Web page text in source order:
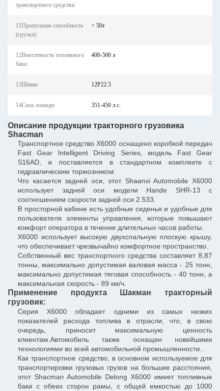
транспортного средства:
11Пропускная способность
(грузка):
> 50т
12Вместимость топливного
бака:
400-500 л
13Шины: 12Р22.5
14Сила лошади: 351-450 л.с.
Описание продукции тракторного грузовика
Shacman
Транспортное средство X6000 оснащено коробкой передач
Fast Gear Intelligent Driving Series, модель Fast Gear
S16AD, и поставляется в стандартном комплекте с
гидравлическим тормозником.
Что касается задней оси, этот Shaanxi Automobile X6000
использует задней оси модели Hande SHR-13 с
соотношением скорости задней оси 2.533.
В просторной кабине есть удобные сиденья и удобные для
пользователя элементы управления, которые повышают
комфорт оператора в течение длительных часов работы.
X6000 использует высокую двухспальную плоскую крышу,
что обеспечивает чрезвычайно комфортное пространство.
Собственный вес транспортного средства составляет 8,87
тонны, максимально допустимая валовая масса - 25 тонн,
максимально допустимая тяговая способность - 40 тонн, а
максимальная скорость - 89 км/ч.
Применение продукта Шакман тракторный
грузовик:
Серия X6000 обладает одними из самых низких
показателей расхода топлива в отрасли, что, в свою
очередь, приносит максимальную ценность
клиентам.Автомобиль также оснащен новейшими
технологиями во всей автомобильной промышленности..
Как транспортное средство, в основном используемое для
транспортировки грузовых грузов на большие расстояния,
этот Shacman Automobile Delong X6000 имеет топливные
баки с обеих сторон рамы, с общей емкостью до 1000